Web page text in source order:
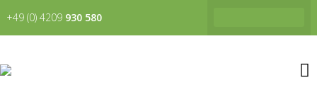
+49 (0) 4209 930 580